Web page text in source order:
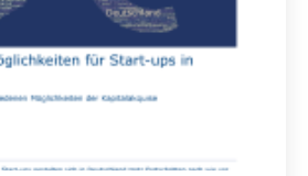
der Wahlbeteiligung